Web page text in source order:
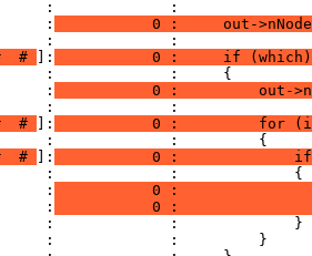
:             :
:
0 :     out-
:             :
# ]:
           0 :     if (which)
:             :     {
:
0 :         out-
:             :
# ]:
0 :         for
:             :         {
# ]:
0 :
:             :             {
:
0 :
:
0 :
:             :             }
:             :         }